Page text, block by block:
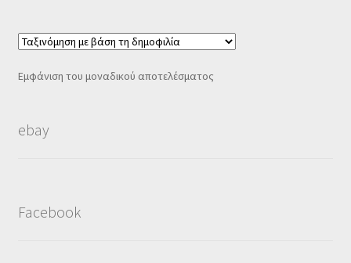
Εμφάνιση του μοναδικού αποτελέσματος
ebay
Facebook